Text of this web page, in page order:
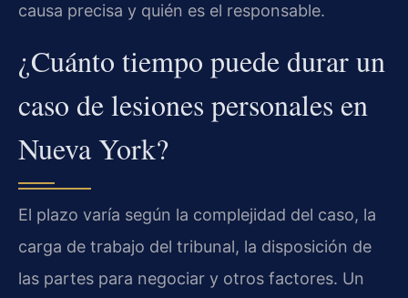
causa precisa y quién es el responsable.
¿Cuánto tiempo puede durar un
caso de lesiones personales en
Nueva York?
El plazo varía según la complejidad del caso, la
carga de trabajo del tribunal, la disposición de
las partes para negociar y otros factores. Un